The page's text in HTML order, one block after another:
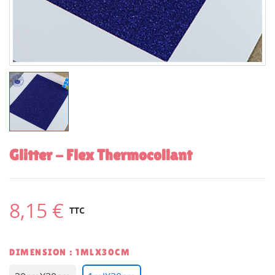
Glitter - Flex Thermocollant
8,15 € TTC
DIMENSION : 1MLX30CM